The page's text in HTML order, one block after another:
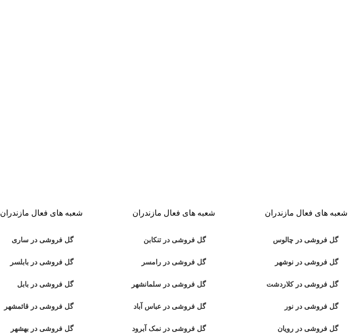
شعبه های فعال مازندران
گل فروشی در چالوس
گل فروشی در نوشهر
گل فروشی در کلاردشت
گل فروشی در نور
گل فروشی در رویان
شعبه های فعال مازندران
گل فروشی در تنکابن
گل فروشی در رامسر
گل فروشی در سلمانشهر
گل فروشی در عباس آباد
گل فروشی در نمک آبرود
شعبه های فعال مازندران
گل فروشی در ساری
گل فروشی در بابلسر
گل فروشی در بابل
گل فروشی در قائمشهر
گل فروشی در بهشهر